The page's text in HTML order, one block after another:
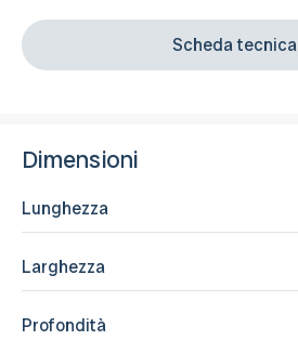
Scheda tecnica
Dimensioni
Lunghezza
Larghezza
Profondità